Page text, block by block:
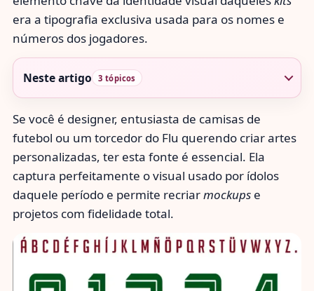
era a tipografia exclusiva usada para os nomes e
números dos jogadores.
Neste artigo 3 tópicos
Se você é designer, entusiasta de camisas de
futebol ou um torcedor do Flu querendo criar artes
personalizadas, ter esta fonte é essencial. Ela
captura perfeitamente o visual usado por ídolos
daquele período e permite recriarmockups e
projetos com fidelidade total.